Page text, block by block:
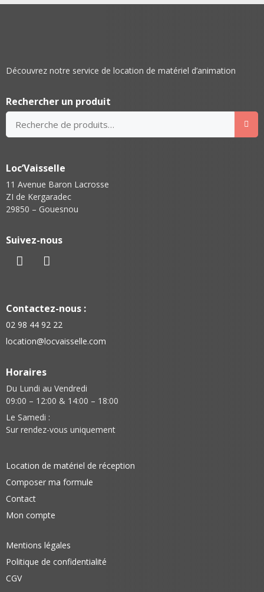
Découvrez notre service de location de matériel d’animation
Rechercher un produit
Loc’Vaisselle
11 Avenue Baron Lacrosse
ZI de Kergaradec
29850 – Gouesnou
Suivez-nous
Contactez-nous :
02 98 44 92 22
location@locvaisselle.com
Horaires
Du Lundi au Vendredi
09:00 – 12:00 & 14:00 – 18:00
Le Samedi :
Sur rendez-vous uniquement
Location de matériel de réception
Composer ma formule
Contact
Mon compte
Mentions légales
Politique de confidentialité
CGV